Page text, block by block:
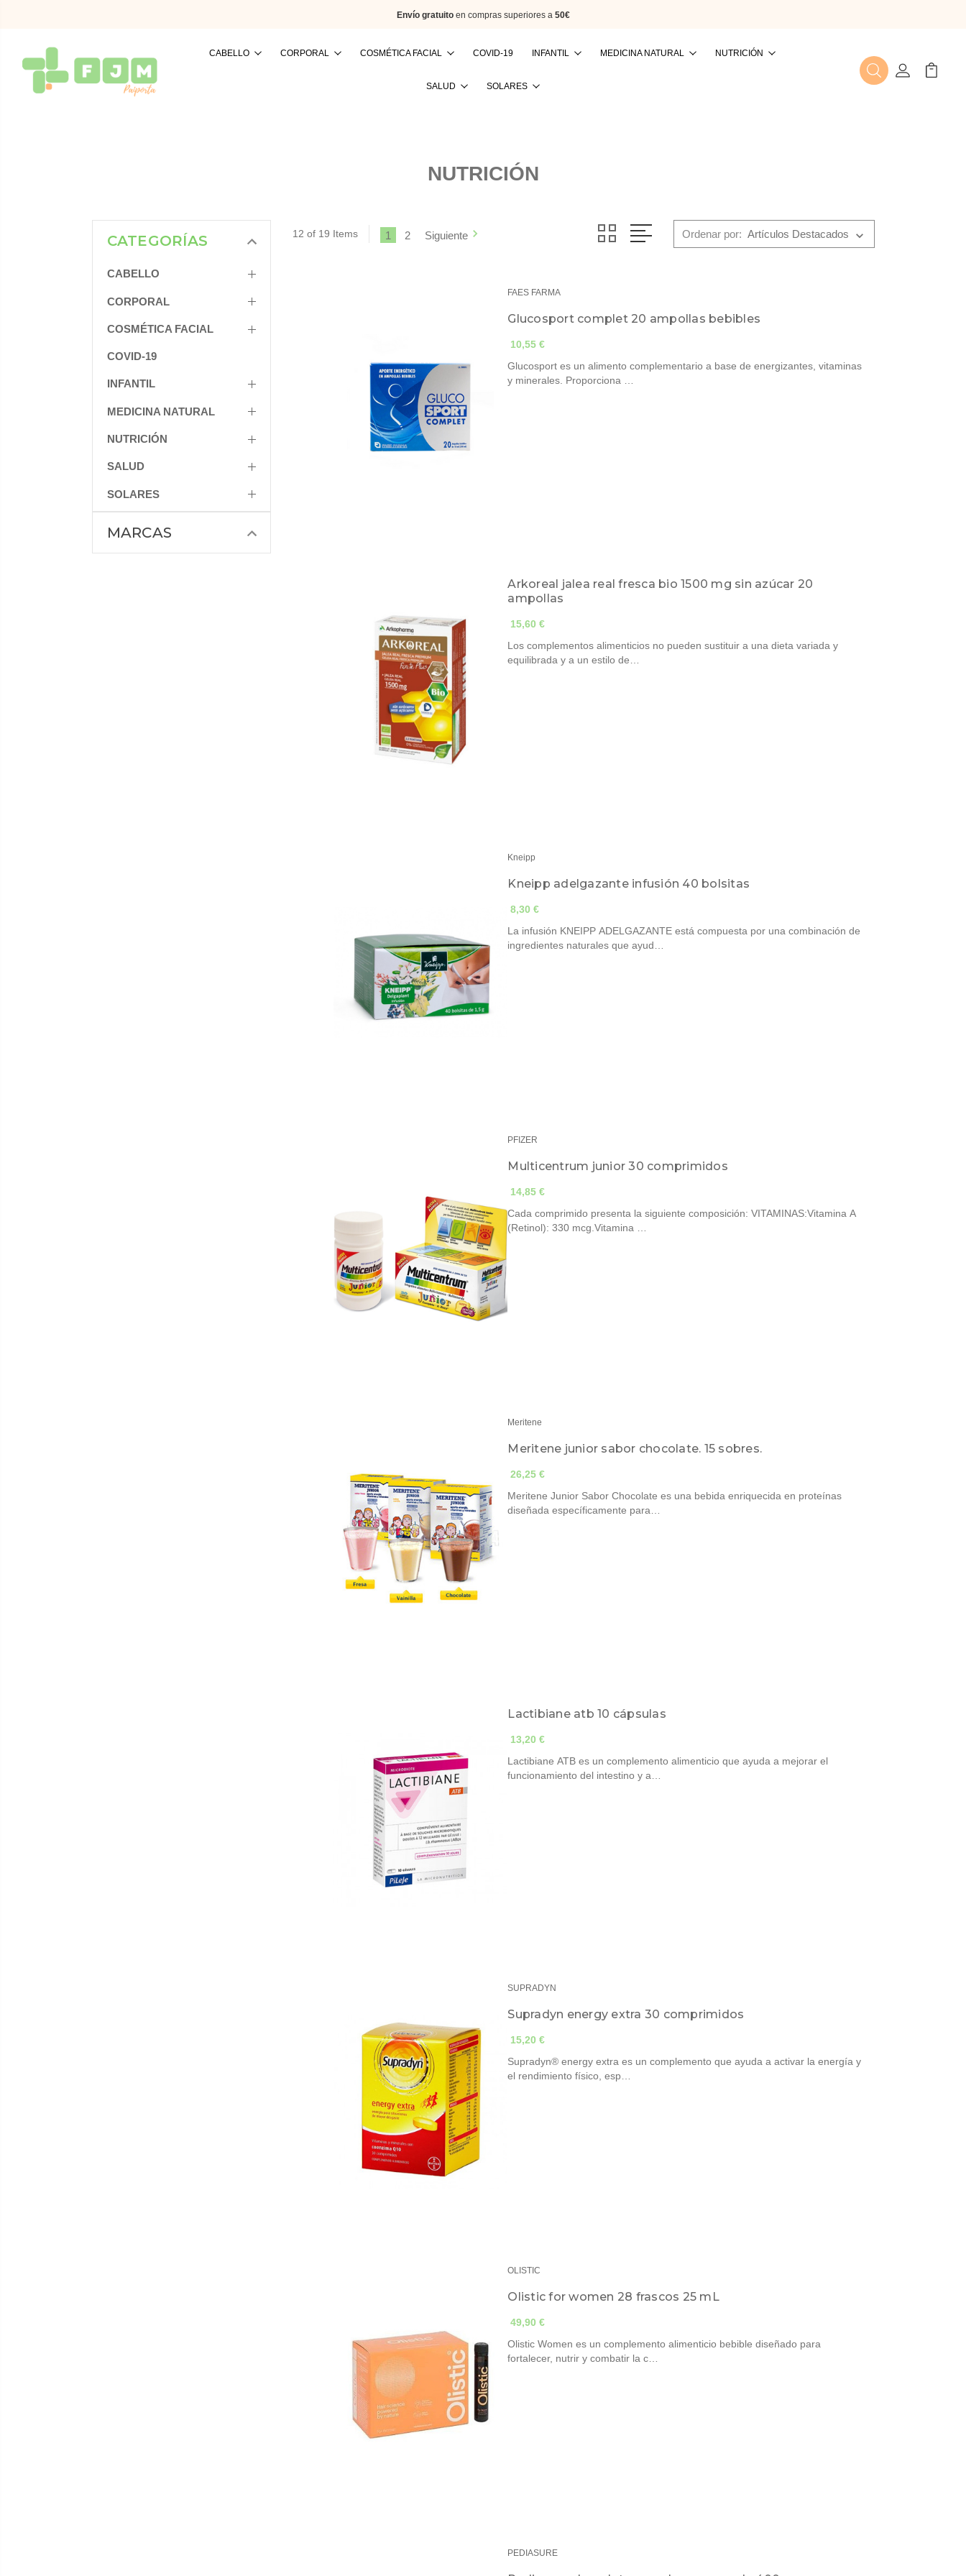
Envío gratuitoen compras superiores a 50€
CABELLO CORPORAL COSMÉTICA FACIAL COVID-19 INFANTIL MEDICINA NATURAL NUTRICIÓN
SALUD SOLARES
BuscarMi Cuenta
Mi
NUTRICIÓN
CATEGORÍAS
CABELLO
CORPORAL
COSMÉTICA FACIAL
COVID-19
INFANTIL
MEDICINA NATURAL
NUTRICIÓN
SALUD
SOLARES
MARCAS
12 of 19 Items 1 2 Siguiente Ordenar por:
FAES FARMA
Glucosport complet 20 ampollas bebibles
10,55 €
Glucosport es un alimento complementario a base de energizantes, vitaminas
y minerales. Proporciona …
Arkoreal jalea real fresca bio 1500 mg sin azúcar 20
ampollas
15,60 €
Los complementos alimenticios no pueden sustituir a una dieta variada y
equilibrada y a un estilo de…
Kneipp
Kneipp adelgazante infusión 40 bolsitas
8,30 €
La infusión KNEIPP ADELGAZANTE está compuesta por una combinación de
ingredientes naturales que ayud…
PFIZER
Multicentrum junior 30 comprimidos
14,85 €
Cada comprimido presenta la siguiente composición: VITAMINAS:Vitamina A
(Retinol): 330 mcg.Vitamina …
Meritene
Meritene junior sabor chocolate. 15 sobres.
26,25 €
Meritene Junior Sabor Chocolate es una bebida enriquecida en proteínas
diseñada específicamente para…
Lactibiane atb 10 cápsulas
13,20 €
Lactibiane ATB es un complemento alimenticio que ayuda a mejorar el
funcionamiento del intestino y a…
SUPRADYN
Supradyn energy extra 30 comprimidos
15,20 €
Supradyn® energy extra es un complemento que ayuda a activar la energía y
el rendimiento físico, esp…
OLISTIC
Olistic for women 28 frascos 25 mL
49,90 €
Olistic Women es un complemento alimenticio bebible diseñado para
fortalecer, nutrir y combatir la c…
PEDIASURE